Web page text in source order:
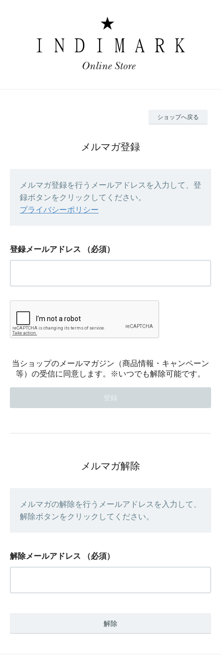
ショップへ戻る
メルマガ登録
メルマガ登録を行うメールアドレスを入力して、登
録ボタンをクリックしてください。
プライバシーポリシー
登録メールアドレス （必須）
当ショップのメールマガジン（商品情報・キャンペーン
等）の受信に同意します。※いつでも解除可能です。
メルマガ解除
メルマガの解除を行うメールアドレスを入力して、
解除ボタンをクリックしてください。
解除メールアドレス （必須）